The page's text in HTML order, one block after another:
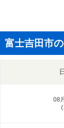
富士吉田市
08
(